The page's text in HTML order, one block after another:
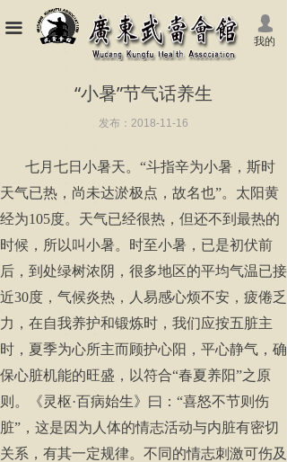
끀 넙
我的
“小暑”节气话养生
七月七日小暑天。“斗指辛为小暑，斯时
天气已热，尚未达淤极点，故名也”。太阳黄
经为105度。天气已经很热，但还不到最热的
时候，所以叫小暑。时至小暑，已是初伏前
后，到处绿树浓阴，很多地区的平均气温已接
近30度，气候炎热，人易感心烦不安，疲倦乏
力，在自我养护和锻炼时，我们应按五脏主
时，夏季为心所主而顾护心阳，平心静气，确
保心脏机能的旺盛，以符合“春夏养阳”之原
则。《灵枢·百病始生》曰：“喜怒不节则伤
脏”，这是因为人体的情志活动与内脏有密切
关系，有其一定规律。不同的情志刺激可伤及
发布： 2018-11-16